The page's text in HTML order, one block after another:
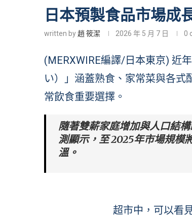
日本預製食品市場成
written by趙 筱潔 2026 年 5 月 7 日 0
(MERXWIRE編譯/日本東京) 近
い）」涵蓋熟食、家常菜與各式
常飲食重要選擇。
隨著雙薪家庭增加與人口結
測顯示，至 2025年市場規模
溫。
超市中，可以看